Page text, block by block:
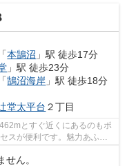
「本鵠沼 」駅 徒歩17分
」駅 徒歩23分
「鵠沼海岸 」駅 徒歩18分
堂太平台 ２丁目
とすぐ近くにあるのもポ
スが便利です。魅力あふれ
ん。